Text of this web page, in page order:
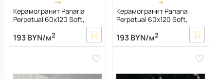
Керамогранит Panaria
Perpetual 60х120 Soft,
193 BYN/м2
Керамогранит Panaria
Perpetual 60х120 Soft,
193 BYN/м2